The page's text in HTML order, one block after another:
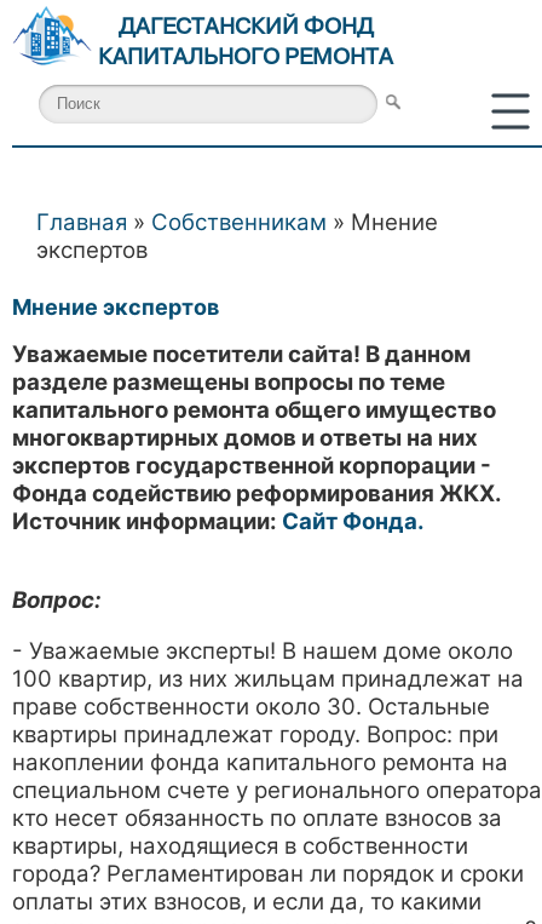
ДАГЕСТАНСКИЙ ФОНД
КАПИТАЛЬНОГО РЕМОНТА
Вы здесь
Главная » Собственникам » Мнение
экспертов
Мнение экспертов
Уважаемые посетители сайта! В данном
разделе размещены вопросы по теме
капитального ремонта общего имущество
многоквартирных домов и ответы на них
экспертов государственной корпорации -
Фонда содействию реформирования ЖКХ.
Источник информации: Сайт Фонда.
Вопрос:
- Уважаемые эксперты! В нашем доме около
100 квартир, из них жильцам принадлежат на
праве собственности около 30. Остальные
квартиры принадлежат городу. Вопрос: при
накоплении фонда капитального ремонта на
специальном счете у регионального оператора
кто несет обязанность по оплате взносов за
квартиры, находящиеся в собственности
города? Регламентирован ли порядок и сроки
оплаты этих взносов, и если да, то какими